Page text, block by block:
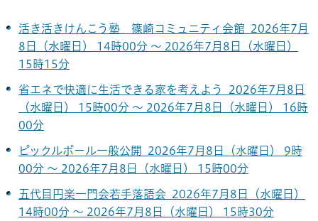
活き活きけんこう塾 篠崎コミュニティ会館 2026年7月
8日（水曜日） 14時00分 ～ 2026年7月8日（水曜日）
15時15分
省エネで快適に生活できる家を考えよう 2026年7月8日
（水曜日） 15時00分 ～ 2026年7月8日（水曜日） 16時
00分
ピックルボール一般公開 2026年7月8日（水曜日） 9時
00分 ～ 2026年7月8日（水曜日） 15時00分
五代目円楽一門会若手落語会 2026年7月8日（水曜日）
14時00分 ～ 2026年7月8日（水曜日） 15時30分